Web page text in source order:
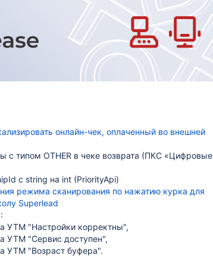
онлайн-чек, оплаченный во внешней
с типом OTHER в чеке возврата (ПКС «Цифровые
с string на int (PriorityApi)
режима сканирования по нажатию курка для
Superlead
УТМ "Настройки корректны",
УТМ "Сервис доступен",
УТМ "Возраст буфера".